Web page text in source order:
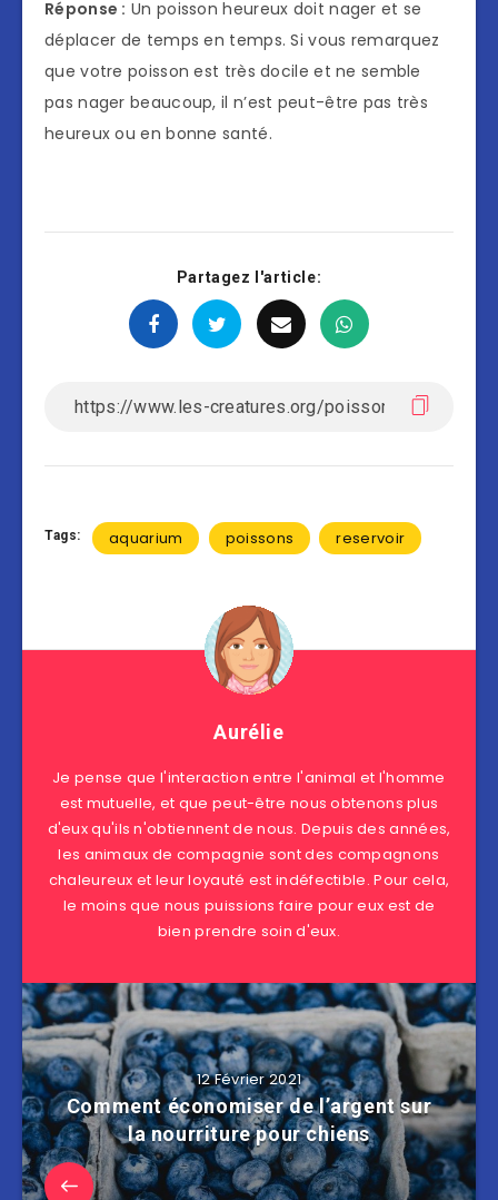
Réponse : Un poisson heureux doit nager et se
déplacer de temps en temps. Si vous remarquez
que votre poisson est très docile et ne semble
pas nager beaucoup, il n’est peut-être pas très
heureux ou en bonne santé.
Partagez l'article:
Tags: aquarium poissons reservoir
Aurélie
Je pense que l'interaction entre l'animal et l'homme
est mutuelle, et que peut-être nous obtenons plus
d'eux qu'ils n'obtiennent de nous. Depuis des années,
les animaux de compagnie sont des compagnons
chaleureux et leur loyauté est indéfectible. Pour cela,
le moins que nous puissions faire pour eux est de
bien prendre soin d'eux.
12 Février 2021
Comment économiser de l’argent sur
la nourriture pour chiens